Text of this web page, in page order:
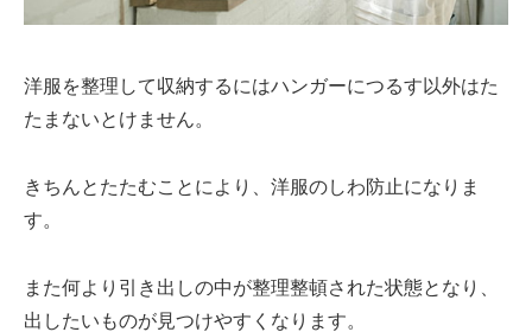
洋服を整理して収納するにはハンガーにつるす以外はた
たまないとけません。
きちんとたたむことにより、洋服のしわ防止になりま
す。
また何より引き出しの中が整理整頓された状態となり、
出したいものが見つけやすくなります。